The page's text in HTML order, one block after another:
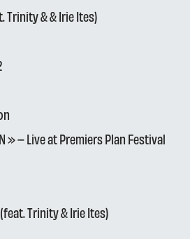
Trinity & & Irie Ites)
» – Live at Premiers Plan Festival
Trinity & Irie Ites)